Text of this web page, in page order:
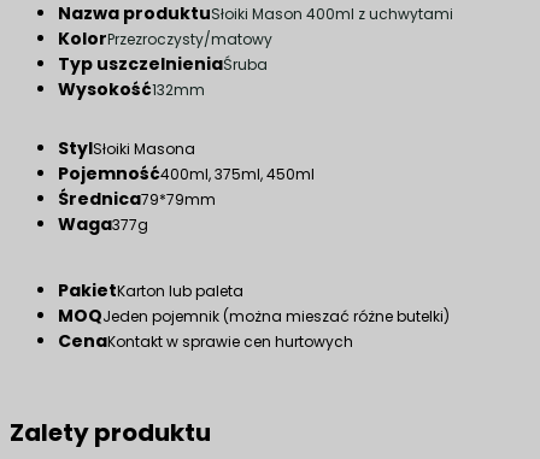
Nazwa produktuSłoiki Mason 400ml z uchwytami
KolorPrzezroczysty/matowy
Typ uszczelnieniaŚruba
Wysokość132mm
StylSłoiki Masona
Pojemność400ml, 375ml, 450ml
Średnica79*79mm
Waga377g
PakietKarton lub paleta
MOQJeden pojemnik (można mieszać różne butelki)
CenaKontakt w sprawie cen hurtowych
Zalety produktu